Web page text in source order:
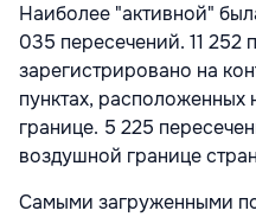
Наиболее "активной"
035 пересечений. 11 252
зарегистрировано на
пунктах,
границе. 5 225
воздушной границе
Самыми загруженными